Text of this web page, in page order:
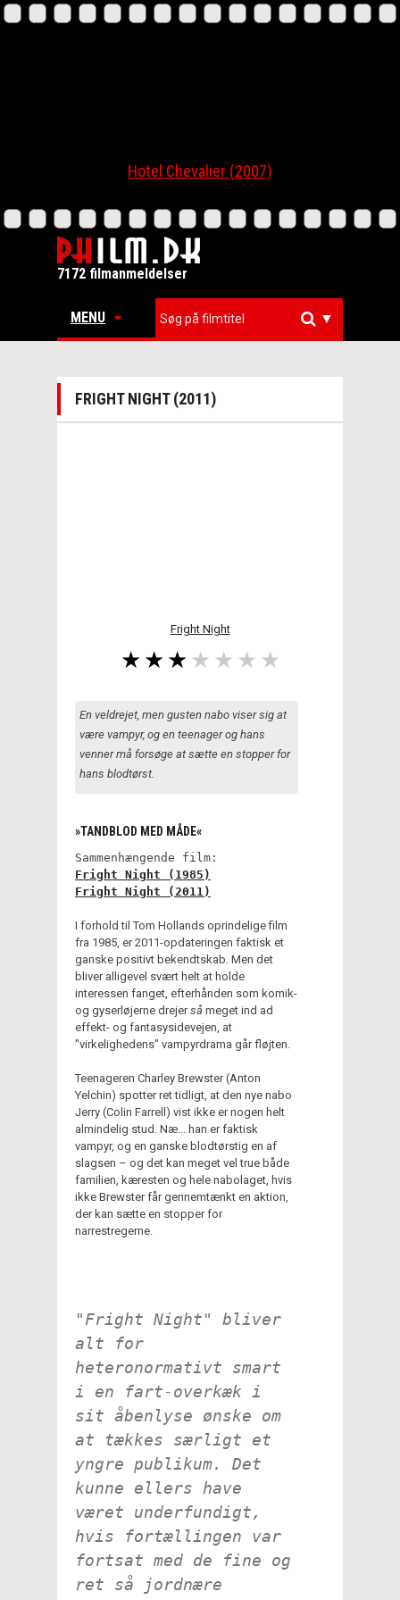
Hotel Chevalier (2007)
7172 filmanmeldelser
MENU ▼
FRIGHT NIGHT (2011)
Fright Night
En veldrejet, men gusten nabo viser sig at
være vampyr, og en teenager og hans
venner må forsøge at sætte en stopper for
hans blodtørst.
»TANDBLOD MED MÅDE«
Sammenhængende film:
Fright Night (1985)
Fright Night (2011)
I forhold til Tom Hollands oprindelige film
fra 1985, er 2011-opdateringen faktisk et
ganske positivt bekendtskab. Men det
bliver alligevel svært helt at holde
interessen fanget, efterhånden som komik-
og gyserløjerne drejerså meget ind ad
effekt- og fantasysidevejen, at
"virkelighedens" vampyrdrama går fløjten.
Teenageren Charley Brewster (Anton
Yelchin) spotter ret tidligt, at den nye nabo
Jerry (Colin Farrell) vist ikke er nogen helt
almindelig stud. Næ... han er faktisk
vampyr, og en ganske blodtørstig en af
slagsen – og det kan meget vel true både
familien, kæresten og hele nabolaget, hvis
ikke Brewster får gennemtænkt en aktion,
der kan sætte en stopper for
narrestregerne.
"Fright Night" bliver
alt for
heteronormativt smart
i en fart-overkæk i
sit åbenlyse ønske om
at tækkes særligt et
yngre publikum. Det
kunne ellers have
været underfundigt,
hvis fortællingen var
fortsat med de fine og
ret så jordnære